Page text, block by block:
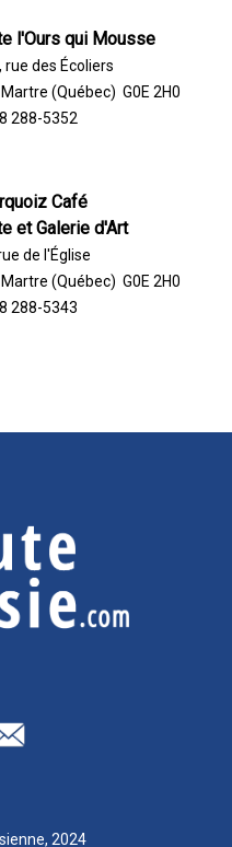
l'Ours qui Mousse
rue des Écoliers
Martre (Québec) G0E 2H0
288-5352
Café
et Galerie d'Art
de l'Église
Martre (Québec) G0E 2H0
288-5343
2024